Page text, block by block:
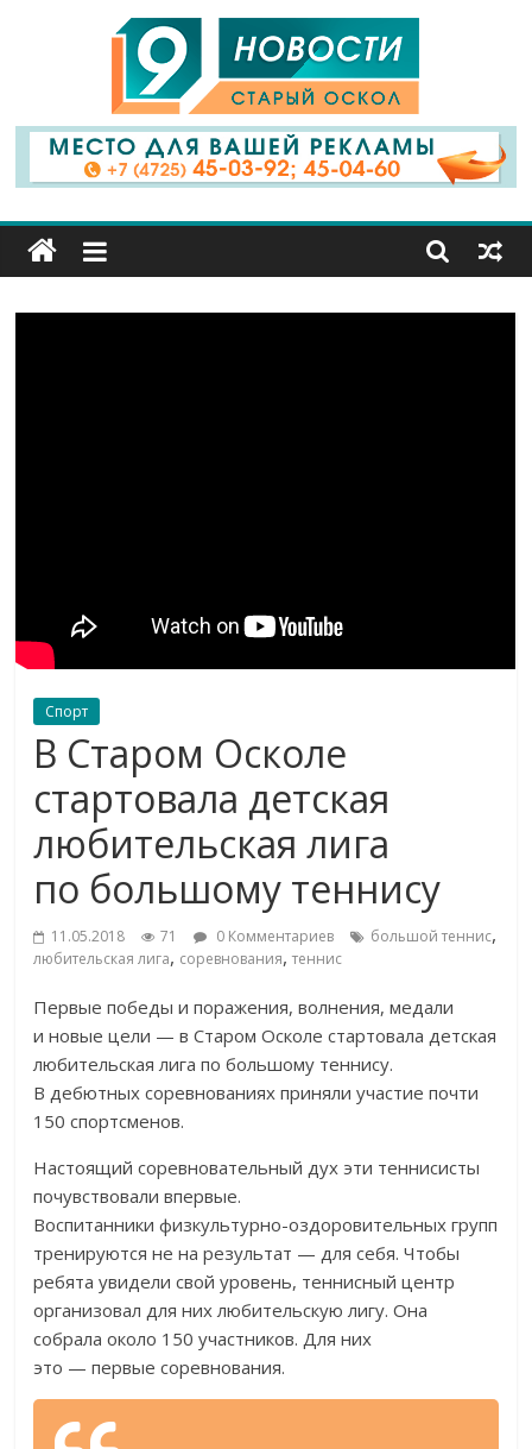
9
Канал
Старый
Спорт
В Старом Осколе
стартовала детская
любительская лига
по большому теннису
11.05.2018 71 0 Комментариев большой теннис,
любительская лига, соревнования,теннис
Первые победы и поражения, волнения, медали
и новые цели — в Старом Осколе стартовала детская
любительская лига по большому теннису.
В дебютных соревнованиях приняли участие почти
150 спортсменов.
Настоящий соревновательный дух эти теннисисты
почувствовали впервые.
Воспитанникифизкультурно-оздоровительных групп
тренируются не на результат — для себя. Чтобы
ребята увидели свой уровень, теннисный центр
организовал для них любительскую лигу. Она
собрала около 150 участников. Для них
это — первые соревнования.